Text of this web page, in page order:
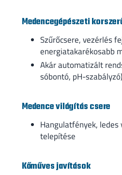
Medencegépészeti
Szűrőcsere, vezérlés
energiatakarékosabb
Akár automatizált
sóbontó, pH-szabályzó)
Medence világítás csere
Hangulatfények,
telepítése
Kőműves javítások